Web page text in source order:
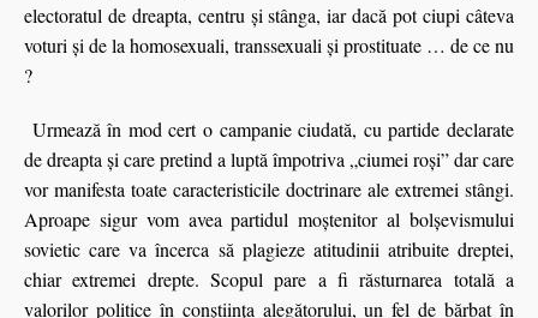
electoratul de dreapta, centru şi stânga, iar dacă pot ciupi câteva
voturi şi de la homosexuali, transsexuali şi prostituate … de ce nu
?
Urmează în mod cert o campanie ciudată, cu partide declarate
de dreapta şi care pretind a luptă împotriva „ciumei roşi” dar care
vor manifesta toate caracteristicile doctrinare ale extremei stângi.
Aproape sigur vom avea partidul moştenitor al bolşevismului
sovietic care va încerca să plagieze atitudinii atribuite dreptei,
chiar extremei drepte. Scopul pare a fi răsturnarea totală a
valorilor politice în conştiinţa alegătorului, un fel de bărbat în